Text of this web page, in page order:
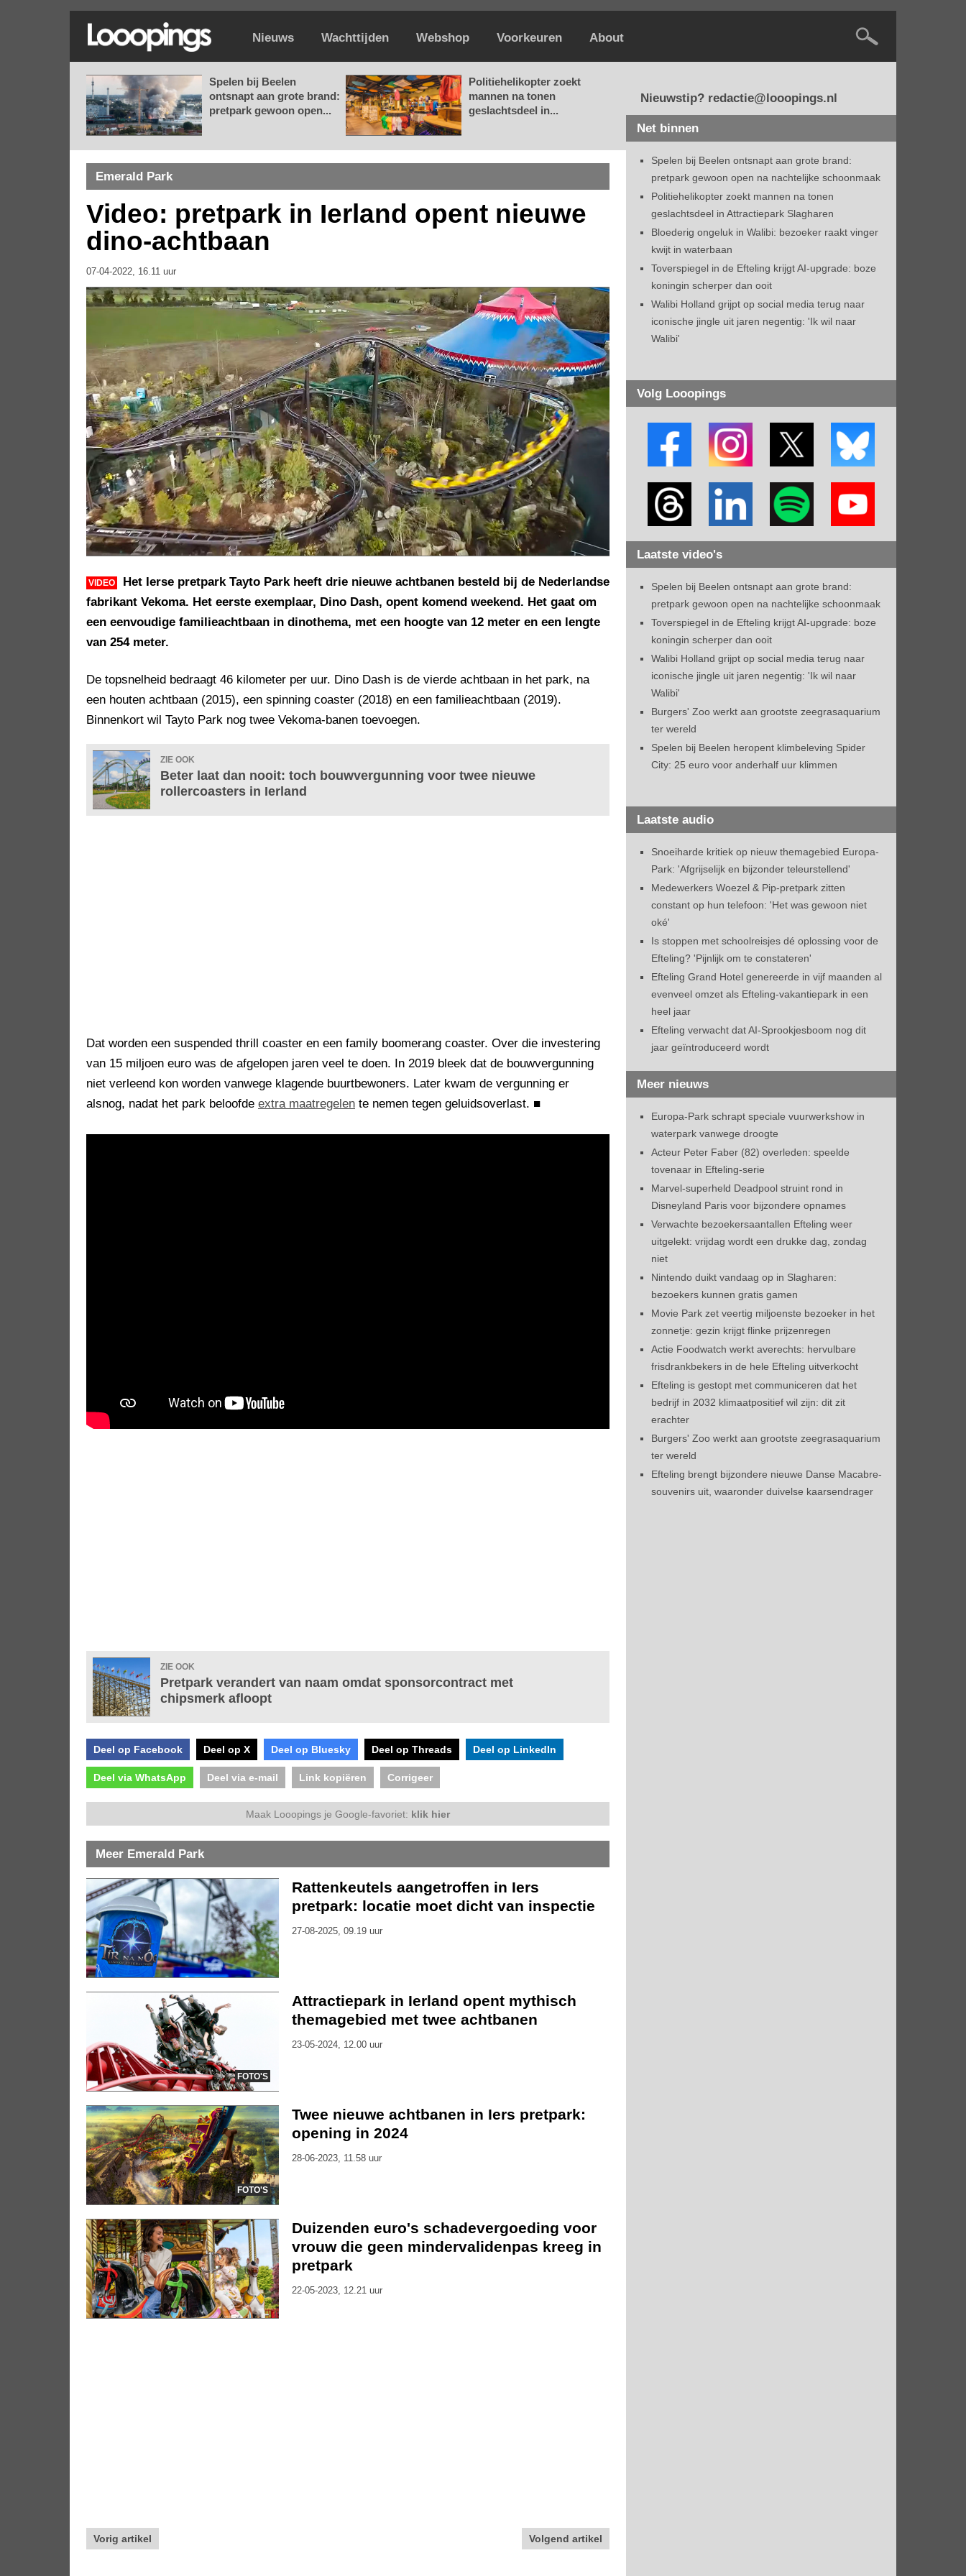
Nieuws Wachttijden Webshop Voorkeuren About
Spelen bij Beelen
ontsnapt aan grote brand:
pretpark gewoon open...
Politiehelikopter zoekt
mannen na tonen
geslachtsdeel in...
Emerald Park
Video: pretpark in Ierland opent nieuwe
dino-achtbaan
07-04-2022, 16.11 uur
VIDEO
Het Ierse pretpark Tayto Park heeft drie nieuwe achtbanen besteld bij de Nederlandse
fabrikant Vekoma. Het eerste exemplaar, Dino Dash, opent komend weekend. Het gaat om
een eenvoudige familieachtbaan in dinothema, met een hoogte van 12 meter en een lengte
van 254 meter.
De topsnelheid bedraagt 46 kilometer per uur. Dino Dash is de vierde achtbaan in het park, na
een houten achtbaan (2015), een spinning coaster (2018) en een familieachtbaan (2019).
Binnenkort wil Tayto Park nog twee Vekoma-banen toevoegen.
ZIE OOK
Beter laat dan nooit: toch bouwvergunning voor twee nieuwe
rollercoasters in Ierland
Dat worden een suspended thrill coaster en een family boomerang coaster. Over die investering
van 15 miljoen euro was de afgelopen jaren veel te doen. In 2019 bleek dat de bouwvergunning
niet verleend kon worden vanwege klagende buurtbewoners. Later kwam de vergunning er
alsnog, nadat het park beloofde extra maatregelen te nemen tegen geluidsoverlast. ■
ZIE OOK
Pretpark verandert van naam omdat sponsorcontract met
chipsmerk afloopt
Deel op Facebook Deel op X Deel op Bluesky Deel op Threads Deel op LinkedIn
Deel via WhatsApp Deel via e-mail Link kopiëren Corrigeer
Maak Looopings je Google-favoriet: klik hier
Meer Emerald Park
Rattenkeutels aangetroffen in Iers
pretpark: locatie moet dicht van inspectie
27-08-2025, 09.19 uur
FOTO'S
Attractiepark in Ierland opent mythisch
themagebied met twee achtbanen
23-05-2024, 12.00 uur
FOTO'S
Twee nieuwe achtbanen in Iers pretpark:
opening in 2024
28-06-2023, 11.58 uur
Duizenden euro's schadevergoeding voor
vrouw die geen mindervalidenpas kreeg in
pretpark
22-05-2023, 12.21 uur
Vorig artikel Volgend artikel
Nieuwstip? redactie@looopings.nl
Net binnen
Spelen bij Beelen ontsnapt aan grote brand:
pretpark gewoon open na nachtelijke schoonmaak
Politiehelikopter zoekt mannen na tonen
geslachtsdeel in Attractiepark Slagharen
Bloederig ongeluk in Walibi: bezoeker raakt vinger
kwijt in waterbaan
Toverspiegel in de Efteling krijgt AI-upgrade: boze
koningin scherper dan ooit
Walibi Holland grijpt op social media terug naar
iconische jingle uit jaren negentig: 'Ik wil naar
Walibi'
Volg Looopings
Laatste video's
Spelen bij Beelen ontsnapt aan grote brand:
pretpark gewoon open na nachtelijke schoonmaak
Toverspiegel in de Efteling krijgt AI-upgrade: boze
koningin scherper dan ooit
Walibi Holland grijpt op social media terug naar
iconische jingle uit jaren negentig: 'Ik wil naar
Walibi'
Burgers' Zoo werkt aan grootste zeegrasaquarium
ter wereld
Spelen bij Beelen heropent klimbeleving Spider
City: 25 euro voor anderhalf uur klimmen
Laatste audio
Snoeiharde kritiek op nieuw themagebied Europa-
Park: 'Afgrijselijk en bijzonder teleurstellend'
Medewerkers Woezel & Pip-pretpark zitten
constant op hun telefoon: 'Het was gewoon niet
oké'
Is stoppen met schoolreisjes dé oplossing voor de
Efteling? 'Pijnlijk om te constateren'
Efteling Grand Hotel genereerde in vijf maanden al
evenveel omzet als Efteling-vakantiepark in een
heel jaar
Efteling verwacht dat AI-Sprookjesboom nog dit
jaar geïntroduceerd wordt
Meer nieuws
Europa-Park schrapt speciale vuurwerkshow in
waterpark vanwege droogte
Acteur Peter Faber (82) overleden: speelde
tovenaar in Efteling-serie
Marvel-superheld Deadpool struint rond in
Disneyland Paris voor bijzondere opnames
Verwachte bezoekersaantallen Efteling weer
uitgelekt: vrijdag wordt een drukke dag, zondag
niet
Nintendo duikt vandaag op in Slagharen:
bezoekers kunnen gratis gamen
Movie Park zet veertig miljoenste bezoeker in het
zonnetje: gezin krijgt flinke prijzenregen
Actie Foodwatch werkt averechts: hervulbare
frisdrankbekers in de hele Efteling uitverkocht
Efteling is gestopt met communiceren dat het
bedrijf in 2032 klimaatpositief wil zijn: dit zit
erachter
Burgers' Zoo werkt aan grootste zeegrasaquarium
ter wereld
Efteling brengt bijzondere nieuwe Danse Macabre-
souvenirs uit, waaronder duivelse kaarsendrager